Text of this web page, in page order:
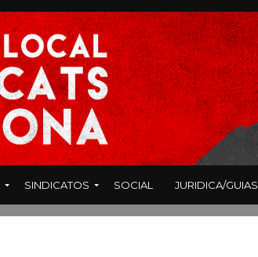
SINDICATOS SOCIAL JURIDICA/GUIAS